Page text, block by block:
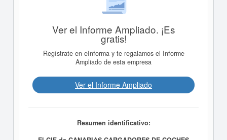
Ver el Informe Ampliado. ¡Es
gratis!
Regístrate en eInforma y te regalamos el Informe
Ampliado de esta empresa
Ver el Informe Ampliado
Resumen identificativo: